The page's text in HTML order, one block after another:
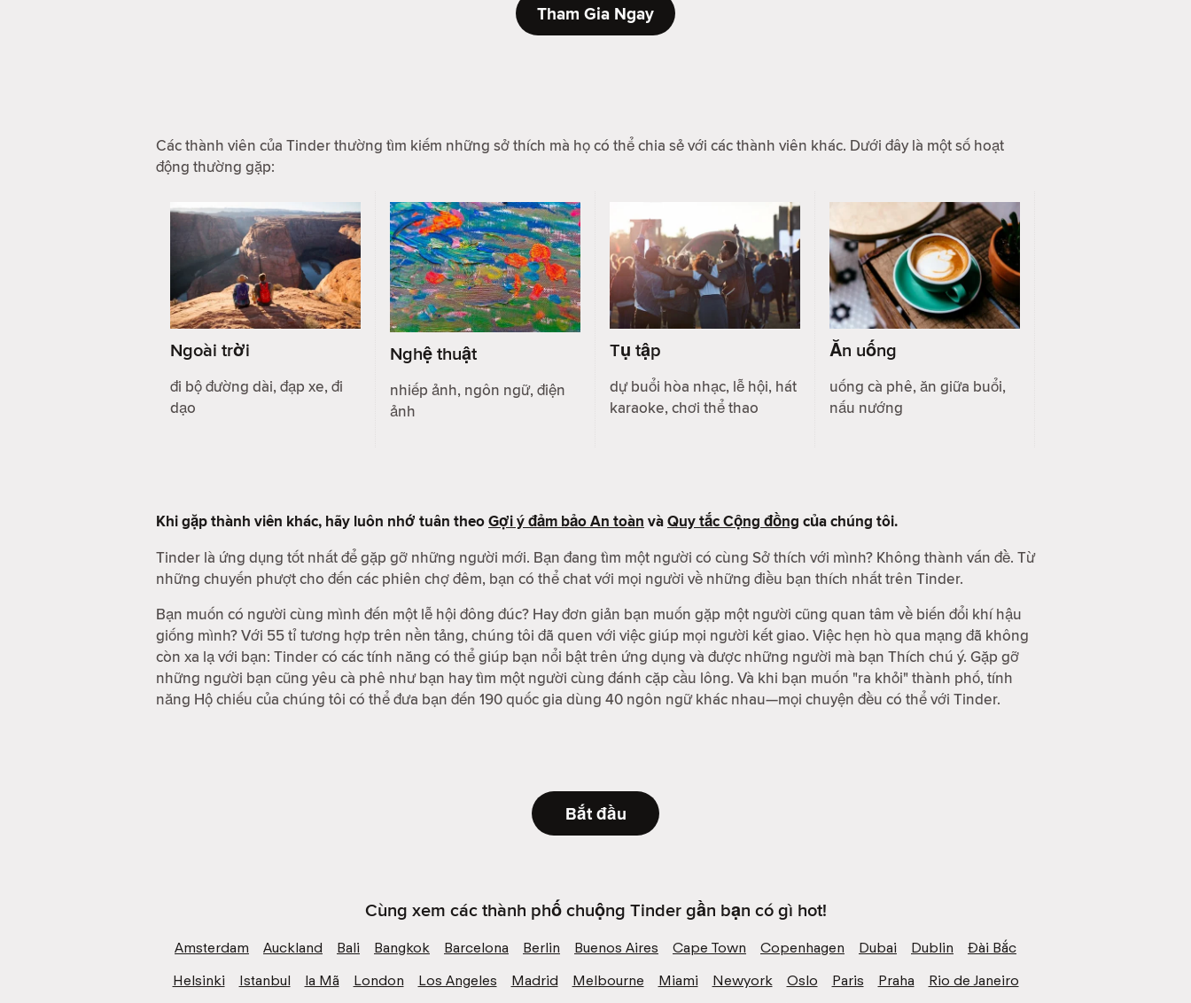
Tham Gia Ngay
Các thành viên của Tinder thường tìm kiếm những sở thích mà họ có thể chia sẻ với các thành viên khác. Dưới đây là một số hoạt
động thường gặp:
Ngoài trời
đi bộ đường dài, đạp xe, đi
dạo
Nghệ thuật
nhiếp ảnh, ngôn ngữ, điện
ảnh
Tụ tập
dự buổi hòa nhạc, lễ hội, hát
karaoke, chơi thể thao
Ăn uống
uống cà phê, ăn giữa buổi,
nấu nướng
Khi gặp thành viên khác, hãy luôn nhớ tuân theoGợi ý đảm bảo An toàn vàQuy tắc Cộng đồng của chúng tôi.
Tinder là ứng dụng tốt nhất để gặp gỡ những người mới. Bạn đang tìm một người có cùng Sở thích với mình? Không thành vấn đề. Từ
những chuyến phượt cho đến các phiên chợ đêm, bạn có thể chat với mọi người về những điều bạn thích nhất trên Tinder.
Bạn muốn có người cùng mình đến một lễ hội đông đúc? Hay đơn giản bạn muốn gặp một người cũng quan tâm về biến đổi khí hậu
giống mình? Với 55 tỉ tương hợp trên nền tảng, chúng tôi đã quen với việc giúp mọi người kết giao. Việc hẹn hò qua mạng đã không
còn xa lạ với bạn: Tinder có các tính năng có thể giúp bạn nổi bật trên ứng dụng và được những người mà bạn Thích chú ý. Gặp gỡ
những người bạn cũng yêu cà phê như bạn hay tìm một người cùng đánh cặp cầu lông. Và khi bạn muốn "ra khỏi" thành phố, tính
năng Hộ chiếu của chúng tôi có thể đưa bạn đến 190 quốc gia dùng 40 ngôn ngữ khác nhau—mọi chuyện đều có thể với Tinder.
Bắt đầu
Cùng xem các thành phố chuộng Tinder gần bạn có gì hot!
Amsterdam Auckland Bali Bangkok Barcelona Berlin Buenos Aires Cape Town Copenhagen Dubai Dublin
Đài Bắc
Helsinki
Istanbul la Mã London Los Angeles Madrid Melbourne Miami Newyork Oslo Paris Praha
Rio de Janeiro